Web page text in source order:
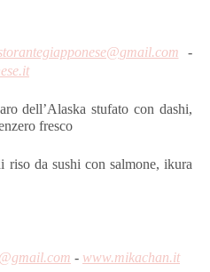
gmail.com -
dell’Alaska stufato con dashi,
fresco
riso da sushi con salmone, ikura
- www.mikachan.it